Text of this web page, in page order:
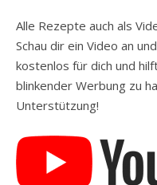
Alle Rezepte auch als
Schau dir ein Video an
kostenlos für dich und
blinkender Werbung zu
Unterstützung!